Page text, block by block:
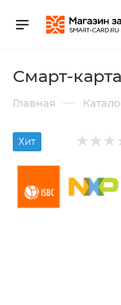
Смарт-
Главная —
Хит